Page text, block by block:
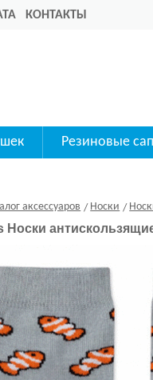
КОНТАКТЫ
Резиновые
аксессуаров Носки
Носки